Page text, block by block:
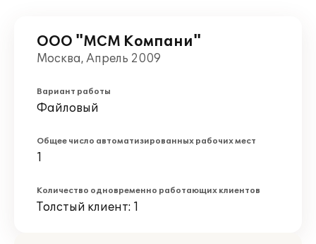
ООО "МСМ Компани"
Москва, Апрель 2009
Вариант работы
Файловый
Общее число автоматизированных рабочих мест
1
Количество одновременно работающих клиентов
Толстый клиент: 1